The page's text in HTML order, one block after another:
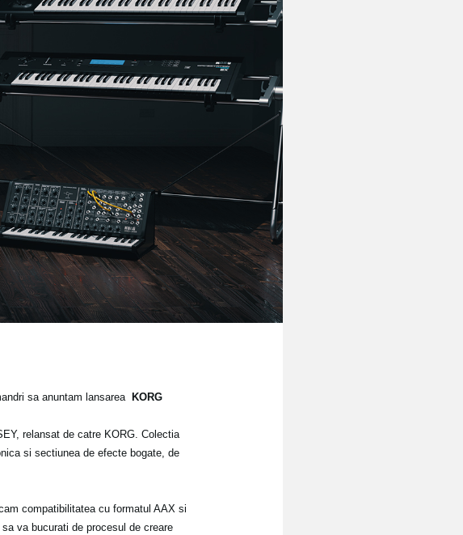
sa anuntam lansarea
KORG
relansat de catre KORG. Colectia
si sectiunea de efecte bogate, de
compatibilitatea cu formatul AAX si
va bucurati de procesul de creare